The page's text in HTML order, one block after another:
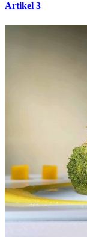
Artikel 3